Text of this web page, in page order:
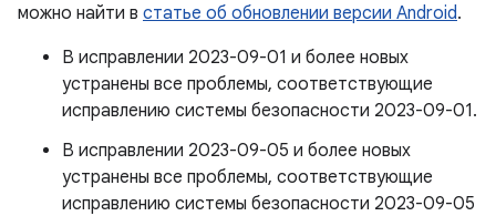
можно найти в статье об обновлении версии Android.
В исправлении 2023-09-01 и более новых
устранены все проблемы, соответствующие
исправлению системы безопасности 2023-09-01.
В исправлении 2023-09-05 и более новых
устранены все проблемы, соответствующие
исправлению системы безопасности 2023-09-05